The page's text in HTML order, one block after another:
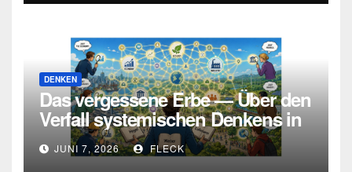
DENKEN
Das vergessene Erbe — Über den
Verfall systemischen Denkens in
Deutschland
JUNI 7, 2026 FLECK